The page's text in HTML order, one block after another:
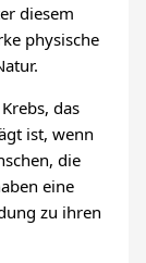
diesem
physische
das
ist, wenn
die
eine
zu ihren